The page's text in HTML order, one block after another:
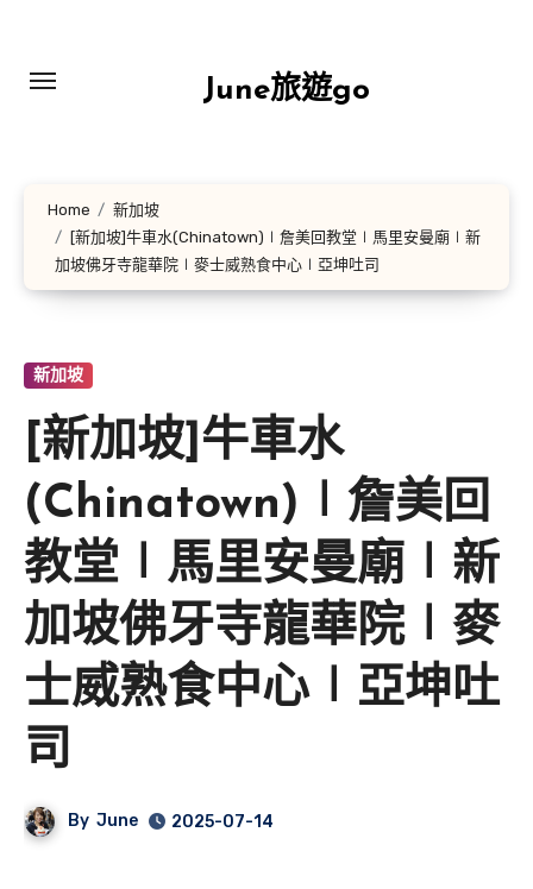
content
June旅遊go
Home
新加坡
[新加坡]牛車水(Chinatown)∣詹美回教堂∣馬里安曼廟∣新
加坡佛牙寺龍華院∣麥士威熟食中心∣亞坤吐司
新加坡
[新加坡]牛車水
(Chinatown)∣詹美回
教堂∣馬里安曼廟∣新
加坡佛牙寺龍華院∣麥
士威熟食中心∣亞坤吐
司
By June 2025-07-14